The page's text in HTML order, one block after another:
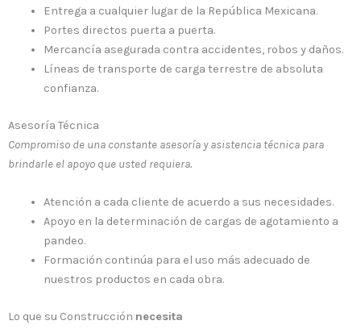
Entrega a cualquier lugar de la República Mexicana.
Portes directos puerta a puerta.
Mercancía asegurada contra accidentes, robos y daños.
Líneas de transporte de carga terrestre de absoluta
confianza.
Asesoría Técnica
Compromiso de una constante asesoría y asistencia técnica para
brindarle el apoyo que usted requiera.
Atención a cada cliente de acuerdo a sus necesidades.
Apoyo en la determinación de cargas de agotamiento a
pandeo.
Formación continúa para el uso más adecuado de
nuestros productos en cada obra.
Lo que su Construcción necesita